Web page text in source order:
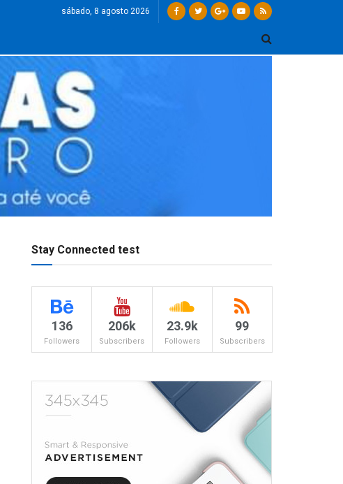
sábado, 8 agosto 2026
Stay Connected test
136
Followers
206k
Subscribers
23.9k
Followers
99
Subscribers